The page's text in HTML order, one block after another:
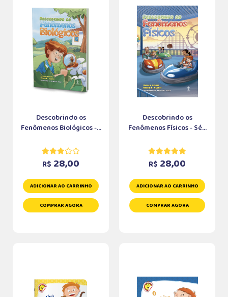
Descobrindo os
Fenômenos Biológicos -...
R$ 28,00
ADICIONAR AO CARRINHO
COMPRAR AGORA
Descobrindo os
Fenômenos Físicos - Sé...
R$ 28,00
ADICIONAR AO CARRINHO
COMPRAR AGORA